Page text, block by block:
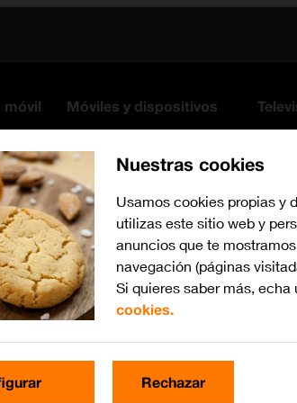
móvil Móviles y dispositivos
Nuestras cookies
Usamos cookies propias y
utilizas este sitio web y
anuncios que te
navegación (páginas
Si quieres saber más, echa
cookies.
Rechazar